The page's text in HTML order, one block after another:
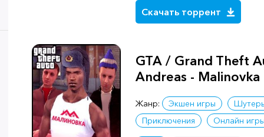
Скачать торрент
GTA / Grand Theft
Andreas - Malinovka
Жанр: Экшен игры
Приключения
Онлайн